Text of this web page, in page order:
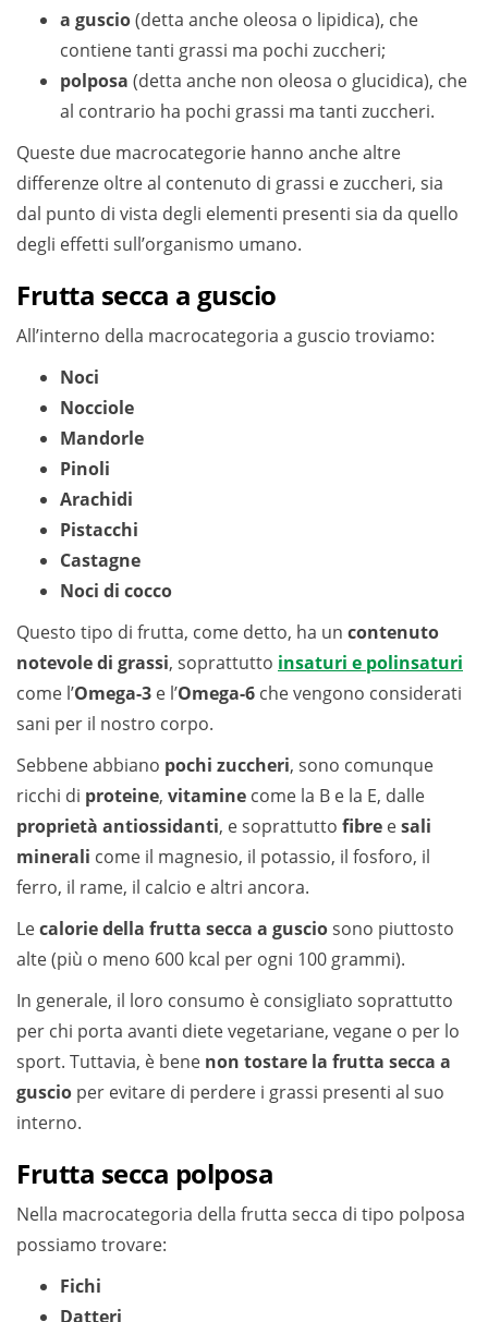
a guscio(detta anche oleosa o lipidica), che
contiene tanti grassi ma pochi zuccheri;
polposa (detta anche non oleosa o glucidica), che
al contrario ha pochi grassi ma tanti zuccheri.
Queste due macrocategorie hanno anche altre
differenze oltre al contenuto di grassi e zuccheri, sia
dal punto di vista degli elementi presenti sia da quello
degli effetti sull’organismo umano.
Frutta secca a guscio
All’interno della macrocategoria a guscio troviamo:
Noci
Nocciole
Mandorle
Pinoli
Arachidi
Pistacchi
Castagne
Noci di cocco
Questo tipo di frutta, come detto, ha un contenuto
notevole di grassi, soprattutto insaturi e polinsaturi
come l’Omega-3 e l’Omega-6 che vengono considerati
sani per il nostro corpo.
Sebbene abbiano pochi zuccheri, sono comunque
ricchi di proteine, vitamine come la B e la E, dalle
proprietà antiossidanti, e soprattutto fibre esali
minerali come il magnesio, il potassio, il fosforo, il
ferro, il rame, il calcio e altri ancora.
Lecalorie della frutta secca a gusciosono piuttosto
alte (più o meno 600 kcal per ogni 100 grammi).
In generale, il loro consumo è consigliato soprattutto
per chi porta avanti diete vegetariane, vegane o per lo
sport. Tuttavia, è bene non tostare la frutta secca a
guscio per evitare di perdere i grassi presenti al suo
interno.
Frutta secca polposa
Nella macrocategoria della frutta secca di tipo polposa
possiamo trovare:
Fichi
Datteri